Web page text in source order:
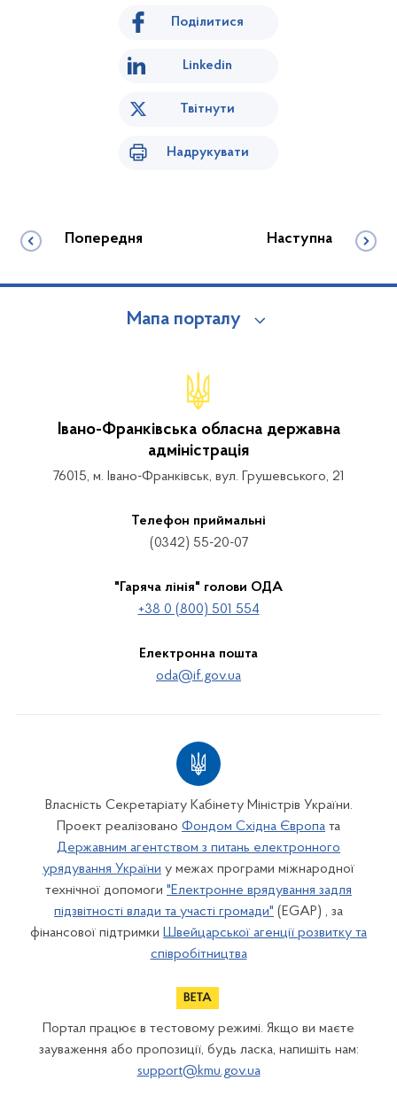
Поділитися
Linkedin
Твітнути
Надрукувати
Попередня Наступна
Мапа порталу
Івано-Франківська обласна державна
адміністрація
76015, м. Івано-Франківськ, вул. Грушевського, 21
Телефон приймальні
(0342) 55-20-07
"Гаряча лінія" голови ОДА
+38 0 (800) 501 554
Електронна пошта
oda@if.gov.ua
Власність Секретаріату Кабінету Міністрів України.
Проект реалізовано Фондом Східна Європа та
Державним агентством з питань електронного
урядування України у межах програми міжнародної
технічної допомоги "Електронне врядування задля
підзвітності влади та участі громади" (EGAP) , за
фінансової підтримки Швейцарської агенції розвитку та
співробітництва
Портал працює в тестовому режимі. Якщо ви маєте
зауваження або пропозиції, будь ласка, напишіть нам:
support@kmu.gov.ua